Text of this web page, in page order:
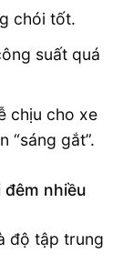
chói tốt.
suất quá
chịu cho xe
“sáng gắt”.
nhiều
độ tập trung